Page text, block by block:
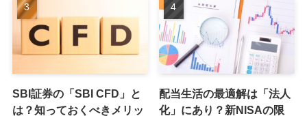
SBI証券の「SBI CFD」と
は？知っておくべきメリッ
配当生活の最適解は「法人
化」にあり？新NISAの限